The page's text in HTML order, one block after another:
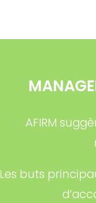
AFIRM
Les buts